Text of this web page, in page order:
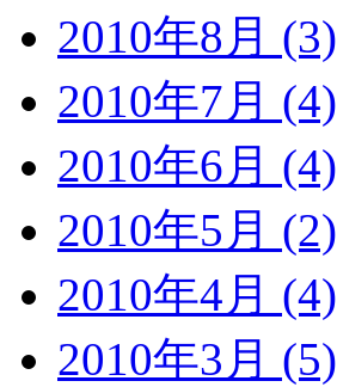
2010年8月 (3)
2010年7月 (4)
2010年6月 (4)
2010年5月 (2)
2010年4月 (4)
2010年3月 (5)